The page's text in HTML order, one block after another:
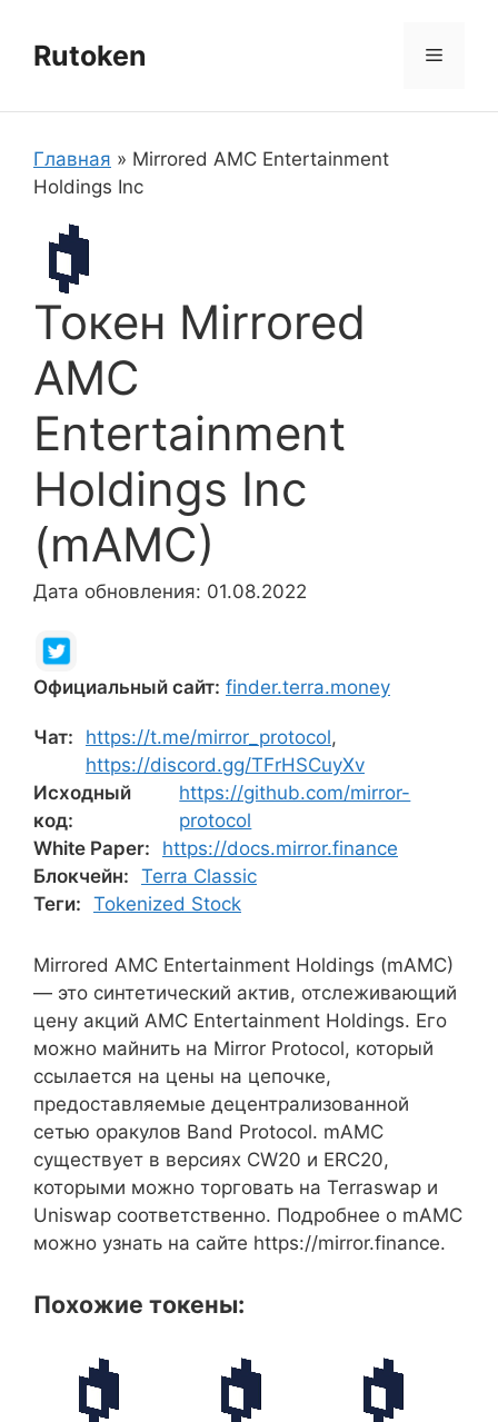
содержимому
Rutoken Меню
Главная » Mirrored AMC Entertainment
Holdings Inc
Токен Mirrored
AMC
Entertainment
Holdings Inc
(mAMC)
Дата обновления: 01.08.2022
Официальный сайт: finder.terra.money
Чат: https://t.me/mirror_protocol,
https://discord.gg/TFrHSCuyXv
Исходный
код:
https://github.com/mirror-
protocol
White Paper:
https://docs.mirror.finance
Блокчейн: Terra Classic
Теги: Tokenized Stock
Mirrored AMC Entertainment Holdings (mAMC)
— это синтетический актив, отслеживающий
цену акций AMC Entertainment Holdings. Его
можно майнить на Mirror Protocol, который
ссылается на цены на цепочке,
предоставляемые децентрализованной
сетью оракулов Band Protocol. mAMC
существует в версиях CW20 и ERC20,
которыми можно торговать на Terraswap и
Uniswap соответственно. Подробнее о mAMC
можно узнать на сайте https://mirror.finance.
Похожие токены: